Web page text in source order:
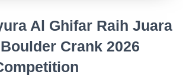
Al Ghifar Raih Juara
Crank 2026